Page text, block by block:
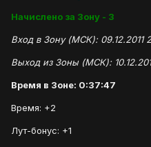
Начислено за Зону - 3
Вход в Зону (МСК): 09.12.2011
Выход из Зоны (МСК):
Время в Зоне: 0:37:47
Время: +2
Лут-бонус: +1